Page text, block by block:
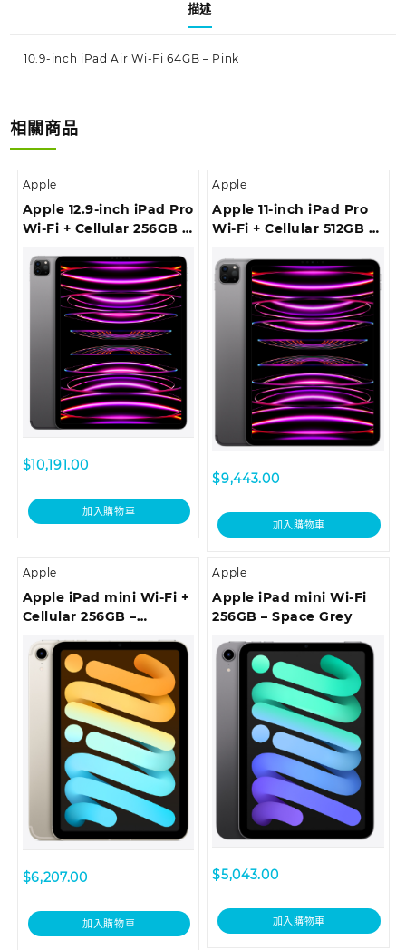
描述
10.9-inch iPad Air Wi-Fi 64GB – Pink
相關商品
Apple
Apple 12.9-inch iPad Pro
Wi‑Fi + Cellular 256GB –
$10,191.00
加入購物車
Apple
Apple 11-inch iPad Pro
Wi-Fi + Cellular 512GB –
$9,443.00
加入購物車
Apple
Apple iPad mini Wi-Fi +
Cellular 256GB –
$6,207.00
加入購物車
Apple
Apple iPad mini Wi-Fi
256GB – Space Grey
$5,043.00
加入購物車